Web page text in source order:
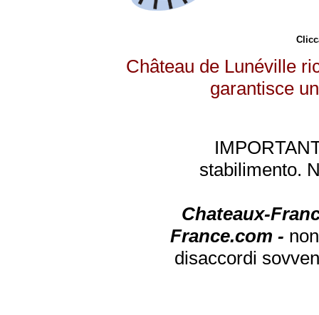
Château de Lunéville
garantisce
stabilimento.
Chateaux-
France.com -
disaccordi